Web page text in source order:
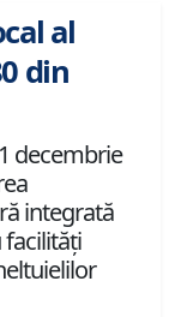
al
din
decembrie
integrată